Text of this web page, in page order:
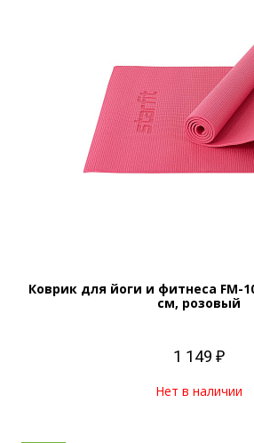
Коврик для йоги и фитнеса FM-
см, розовый
1 149 ₽
Нет в наличии